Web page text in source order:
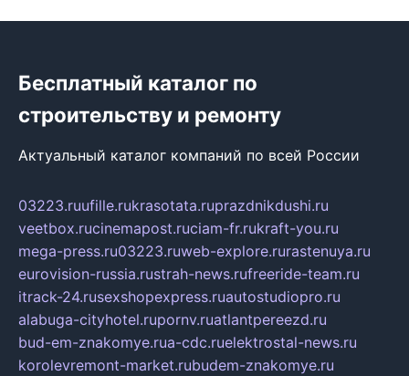
Бесплатный каталог по
строительству и ремонту
Актуальный каталог компаний по всей России
03223.ruufille.rukrasotata.ruprazdnikdushi.ru
veetbox.rucinemapost.ruciam-fr.rukraft-you.ru
mega-press.ru03223.ruweb-explore.rurastenuya.ru
eurovision-russia.rustrah-news.rufreeride-team.ru
itrack-24.rusexshopexpress.ruautostudiopro.ru
alabuga-cityhotel.rupornv.ruatlantpereezd.ru
bud-em-znakomye.rua-cdc.ruelektrostal-news.ru
korolevremont-market.rubudem-znakomye.ru